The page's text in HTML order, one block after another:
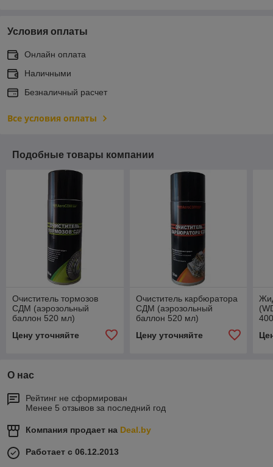
Условия оплаты
Онлайн оплата
Наличными
Безналичный расчет
Все условия оплаты
Подобные товары компании
Очиститель тормозов
СДМ (аэрозольный
баллон 520 мл)
Цену уточняйте
Очиститель карбюратора
СДМ (аэрозольный
баллон 520 мл)
Цену уточняйте
О нас
Рейтинг не сформирован
Менее 5 отзывов за последний год
Компания продает на Deal.by
Работает с 06.12.2013